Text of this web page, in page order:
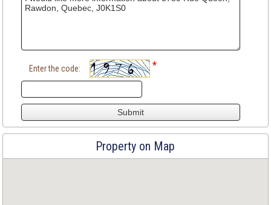
Enter the code: *
Property on Map